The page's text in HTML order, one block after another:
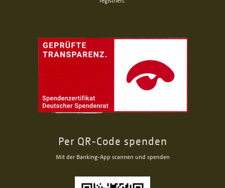
Per QR-Code spenden
Mit der Banking-App scannen und spenden